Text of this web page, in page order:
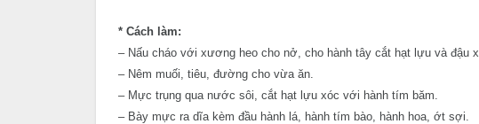
* Cách làm:
– Nấu cháo với xương heo cho nở, cho hành tây cắt hạt lựu và đậu
– Nêm muối, tiêu, đường cho vừa ăn.
– Mực trụng qua nước sôi, cắt hạt lựu xóc với hành tím băm.
– Bày mực ra dĩa kèm đầu hành lá, hành tím bào, hành hoa, ớt sợi.